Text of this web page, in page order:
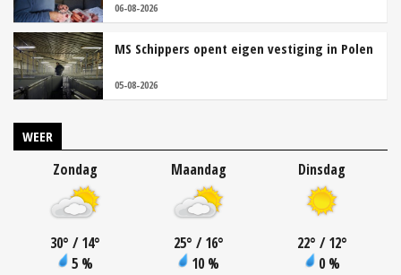
06-08-2026
MS Schippers opent eigen vestiging in Polen
05-08-2026
WEER
Zondag
30° / 14°
5 %
Maandag
25° / 16°
10 %
Dinsdag
22° / 12°
0 %